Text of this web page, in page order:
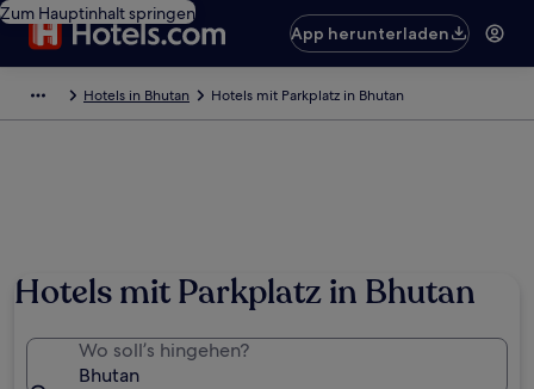
Zum Hauptinhalt springen
App herunterladen
Hotels in Bhutan Hotels mit Parkplatz in Bhutan
Hotels mit Parkplatz in Bhutan
Wo soll’s hingehen?
Bhutan